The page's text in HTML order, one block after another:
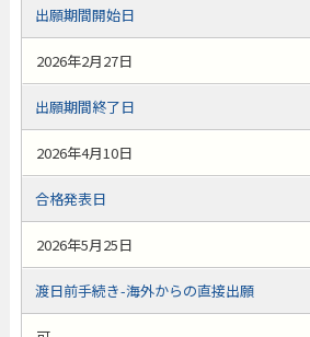
出願期間開始日
2026年2月27日
出願期間終了日
2026年4月10日
合格発表日
2026年5月25日
渡日前手続き-海外からの直接出願